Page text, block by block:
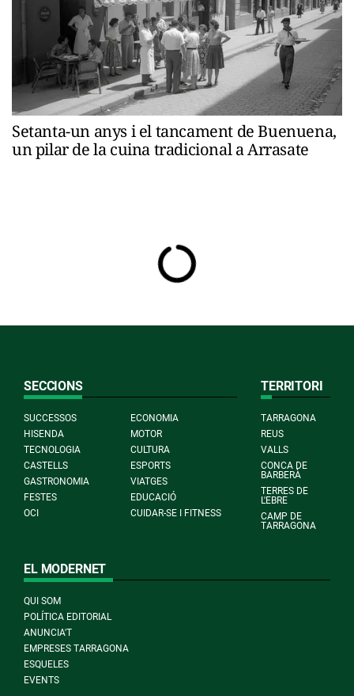
Setanta-un anys i el tancament de Buenuena,
un pilar de la cuina tradicional a Arrasate
SECCIONS
SUCCESSOS
ECONOMIA
HISENDA
MOTOR
TECNOLOGIA
CULTURA
CASTELLS
ESPORTS
GASTRONOMIA
VIATGES
FESTES
EDUCACIÓ
OCI
CUIDAR-SE I FITNESS
TERRITORI
TARRAGONA
REUS
VALLS
CONCA DE
BARBERÀ
TERRES DE
L'EBRE
CAMP DE
TARRAGONA
EL MODERNET
QUI SOM
POLÍTICA EDITORIAL
ANUNCIA'T
EMPRESES TARRAGONA
ESQUELES
EVENTS